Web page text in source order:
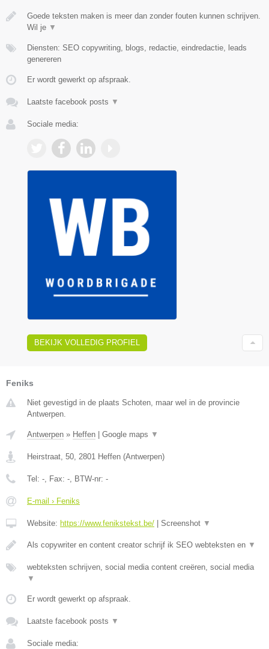
Goede teksten maken is meer dan zonder fouten kunnen schrijven.
Wil je ▼
Diensten: SEO copywriting, blogs, redactie, eindredactie, leads
genereren
Er wordt gewerkt op afspraak.
Laatste facebook posts ▼
Sociale media:
BEKIJK VOLLEDIG PROFIEL
Feniks
Niet gevestigd in de plaats Schoten, maar wel in de provincie
Antwerpen.
Antwerpen » Heffen | Google maps ▼
Heirstraat, 50 2801 Heffen (Antwerpen)
Tel: - , Fax: - , BTW-nr: -
E-mail › Feniks
Website: https://www.fenikstekst.be/ | Screenshot ▼
Als copywriter en content creator schrijf ik SEO webteksten en ▼
webteksten schrijven, social media content creëren, social media
▼
Er wordt gewerkt op afspraak.
Laatste facebook posts ▼
Sociale media: